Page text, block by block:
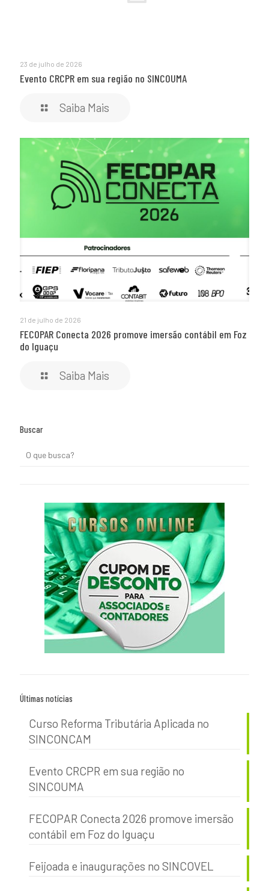
23 de julho de 2026
Evento CRCPR em sua região no SINCOUMA
Saiba Mais
21 de julho de 2026
FECOPAR Conecta 2026 promove imersão contábil em Foz
do Iguaçu
Saiba Mais
Buscar
Últimas notícias
Curso Reforma Tributária Aplicada no
SINCONCAM
Evento CRCPR em sua região no
SINCOUMA
FECOPAR Conecta 2026 promove imersão
contábil em Foz do Iguaçu
Feijoada e inaugurações no SINCOVEL